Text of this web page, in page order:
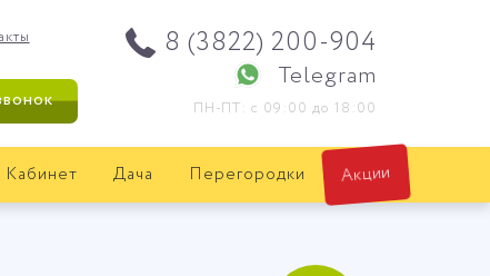
8 (3822) 200-904
Telegram
ПН-ПТ: с 09:00 до 18:00
Кабинет Дача Перегородки
Акции